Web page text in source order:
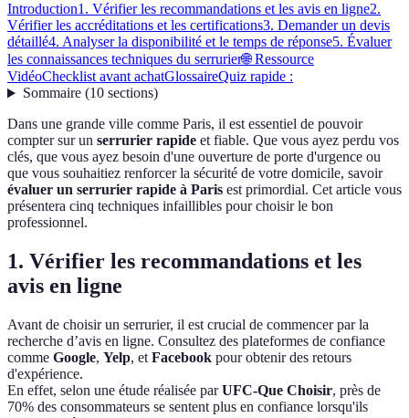
Introduction1. Vérifier les recommandations et les avis en ligne2.
Vérifier les accréditations et les certifications3. Demander un devis
détaillé4. Analyser la disponibilité et le temps de réponse5. Évaluer
les connaissances techniques du serrurier🌐 Ressource
VidéoChecklist avant achatGlossaireQuiz rapide :
Sommaire(10 sections)
Dans une grande ville comme Paris, il est essentiel de pouvoir
compter sur un serrurier rapide et fiable. Que vous ayez perdu vos
clés, que vous ayez besoin d'une ouverture de porte d'urgence ou
que vous souhaitiez renforcer la sécurité de votre domicile, savoir
évaluer un serrurier rapide à Paris est primordial. Cet article vous
présentera cinq techniques infaillibles pour choisir le bon
professionnel.
1. Vérifier les recommandations et les
avis en ligne
Avant de choisir un serrurier, il est crucial de commencer par la
recherche d’avis en ligne. Consultez des plateformes de confiance
comme Google, Yelp, et Facebook pour obtenir des retours
d'expérience.
En effet, selon une étude réalisée parUFC-Que Choisir, près de
70% des consommateurs se sentent plus en confiance lorsqu'ils